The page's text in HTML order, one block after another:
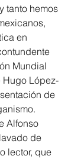
tanto hemos
en
Mundial
Hugo López-
de
Alfonso
de
lector, que